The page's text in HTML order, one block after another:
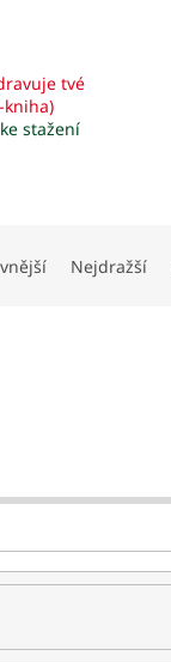
tvé
kniha)
stažení
Nejdražší